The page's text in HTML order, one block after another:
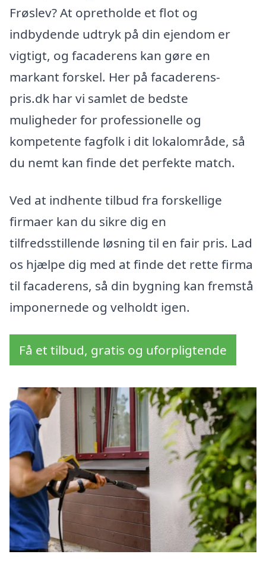
Frøslev? At opretholde et flot og
indbydende udtryk på din ejendom er
vigtigt, og facaderens kan gøre en
markant forskel. Her på facaderens-
pris.dk har vi samlet de bedste
muligheder for professionelle og
kompetente fagfolk i dit lokalområde, så
du nemt kan finde det perfekte match.
Ved at indhente tilbud fra forskellige
firmaer kan du sikre dig en
tilfredsstillende løsning til en fair pris. Lad
os hjælpe dig med at finde det rette firma
til facaderens, så din bygning kan fremstå
imponernede og velholdt igen.
Få et tilbud, gratis og uforpligtende